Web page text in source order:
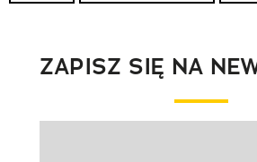
ZAPISZ SIĘ NA